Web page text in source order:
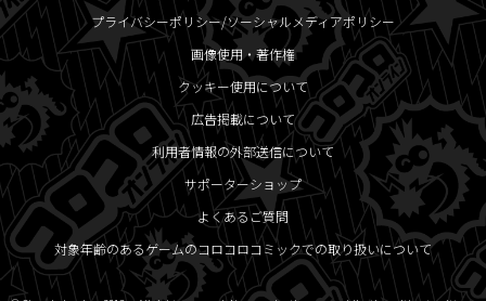
プライバシーポリシー/ソーシャルメディアポリシー
画像使用・著作権
クッキー使用について
広告掲載について
利用者情報の外部送信について
サポーターショップ
よくあるご質問
対象年齢のあるゲームのコロコロコミックでの取り扱いについて